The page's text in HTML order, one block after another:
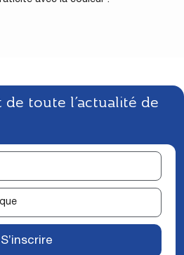
de toute l’actualité de
S’inscrire